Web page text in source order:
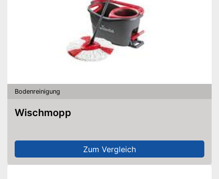
Bodenreinigung
Wischmopp
Zum Vergleich